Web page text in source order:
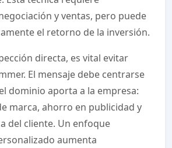
y ventas, pero puede
el retorno de la inversión.
directa, es vital evitar
El mensaje debe centrarse
dominio aporta a la empresa:
marca, ahorro en publicidad y
del cliente. Un enfoque
aumenta